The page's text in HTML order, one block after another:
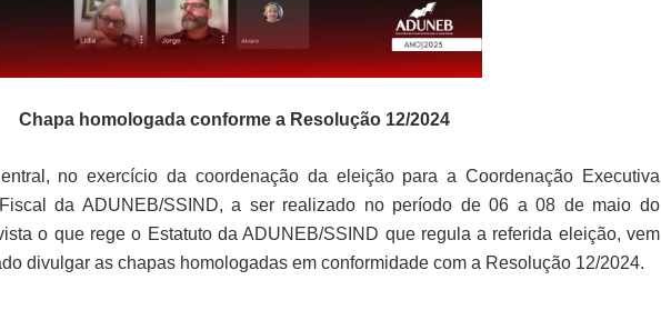
Chapa homologada conforme a Resolução 12/2024
no exercício da coordenação da eleição para a Coordenação Executiva
da ADUNEB/SSIND, a ser realizado no período de 06 a 08 de maio do
o que rege o Estatuto da ADUNEB/SSIND que regula a referida eleição, vem
divulgar as chapas homologadas em conformidade com a Resolução 12/2024.